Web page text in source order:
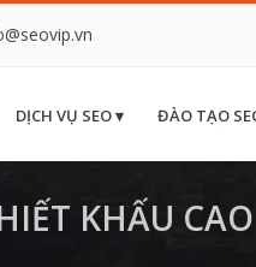
DỊCH VỤ SEO ▾ ĐÀO TẠO
KHẤU